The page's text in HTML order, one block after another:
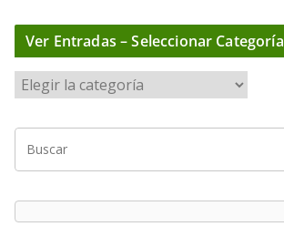
Ver Entradas – Seleccionar Categoría
e
r
n
r